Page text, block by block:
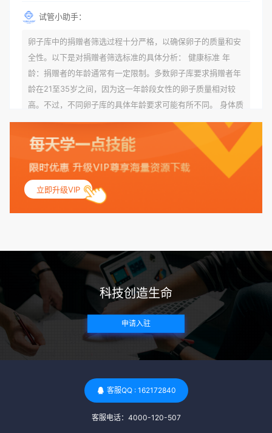
试管小助手：
卵子库中的捐赠者筛选过程十分严格，以确保卵子的质量和安
全性。以下是对捐赠者筛选标准的具体分析： 健康标准 年
龄：捐赠者的年龄通常有一定限制。多数卵子库要求捐赠者年
龄在21至35岁之间，因为这一年龄段女性的卵子质量相对较
高。不过，不同卵子库的具体年龄要求可能有所不同。 身体质
量指数（BMI）：捐赠者的BMI通常需要在正常范围内，以确
保其身体健康状况良好。过高的BMI可能与多种健康问题相关
联，包括不孕症和妊娠并发症。 生殖健康：捐赠者需要有规律
的月经期，无生殖障碍或异常问题。此外，还需要进行详细的
妇科检查，以确保其生殖系统的健康。 遗传病史与家族病史：
捐赠者及其家庭成员需要无严重的遗传病史、精神病史和传染
病史。这通常需要通过基因检测、家族史调查和医疗记录审查
带任何可传染给受卵者的病原体。 药物与生活习惯：捐赠者需
要是非尼古丁使用者、非吸烟者、非吸毒者，并且未使用可能
影响卵子质量的药物，如某些精神药物和避孕植入物。 学历与
心理标准 学历要求：部分卵子库对捐赠者的学历有一定要求，
但这并非普遍标准。一些卵子库可能更倾向于选择受过高等教
育的女性作为捐赠者，但这并不是绝对的筛选条件。 心理状态
评估：捐赠者需要进行心理状态评估，以确定其对捐赠过程的
于确保捐赠者在捐赠过程中保持积极的心态，并理解其捐赠行
为的意义。 其他标准 责任心与沟通能力：由于捐卵过程的时
间不确定性，捐赠者需要有责任心，善于沟通，并尊重预约和
立即升级VIP
科技创造生命
申请入驻
客服QQ : 162172840
客服电话：4000-120-507